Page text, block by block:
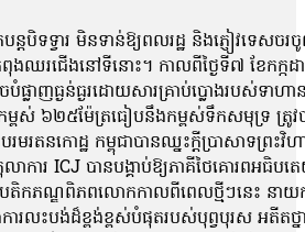
បន្តបិទទ្វារ មិនទាន់ឱ្យពលរដ្ឋ និងភ្ញៀវ
ពុងឈរជើងនៅទីនោះ។ កាលពីថ្ងៃទី៧ ខែកក្ក
បំផ្លាញធ្ងន់ធ្ងរដោយសារគ្រាប់ប្លោងរបស់ទា
នកម្ពស់ ៦២៥ម៉ែត្រធៀបនឹងកម្ពស់ទឹកសមុទ្រ
មរតនកោដ្ឋ កម្ពុជាបានឈ្នះក្តីប្រាសាទព្
ការ ICJ បានបង្គាប់ឱ្យភាគីថៃគោរពអធិប
តិកភណ្ឌពិភពលោកកាលពីពេលថ្មីៗនេះ នាយក
រលះបង់ដ៏ខ្ពង់ខ្ពស់បំផុតរបស់បុព្វបុរស អតីតថ្